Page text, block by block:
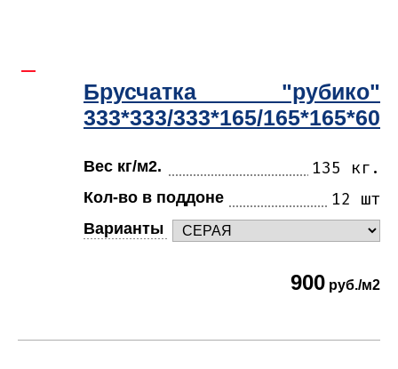
Брусчатка "рубико"
333*333/333*165/165*165*60
Вес кг/м2. 135 кг.
Кол-во в поддоне 12 шт
Варианты
900 руб./м2